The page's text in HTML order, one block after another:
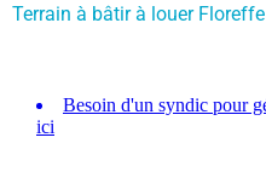
Terrain à bâtir à louer Floreffe